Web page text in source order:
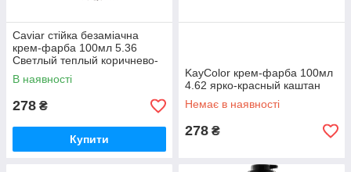
Caviar стійка безаміачна
крем-фарба 100мл 5.36
Светлый теплый коричнево-
каштановый
В наявності
278 ₴
Купити
KayColor крем-фарба 100мл
4.62 ярко-красный каштан
Немає в наявності
278 ₴